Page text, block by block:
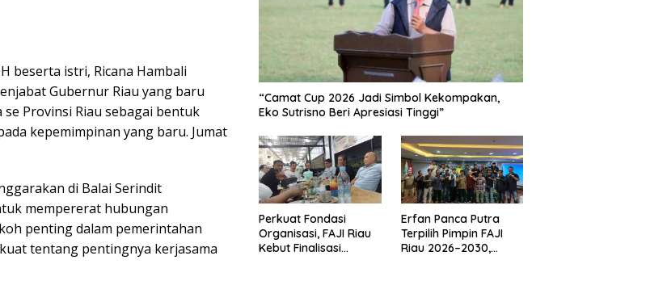
beserta istri, Ricana Hambali
Gubernur Riau yang baru
Provinsi Riau sebagai bentuk
kepemimpinan yang baru. Jumat
di Balai Serindit
mempererat hubungan
penting dalam pemerintahan
tentang pentingnya kerjasama
“Camat Cup 2026 Jadi Simbol Kekompakan,
Eko Sutrisno Beri Apresiasi Tinggi”
Perkuat Fondasi
Organisasi, FAJI Riau
Kebut Finalisasi
Erfan Panca Putra
Terpilih Pimpin FAJI
Riau 2026–2030,